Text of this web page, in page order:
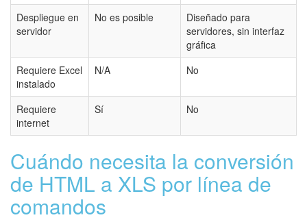
Despliegue en
servidor
No es posible
Diseñado para
servidores, sin interfaz
gráfica
Requiere Excel
instalado
N/A No
Requiere
internet
Sí No
Cuándo necesita la conversión
de HTML a XLS por línea de
comandos